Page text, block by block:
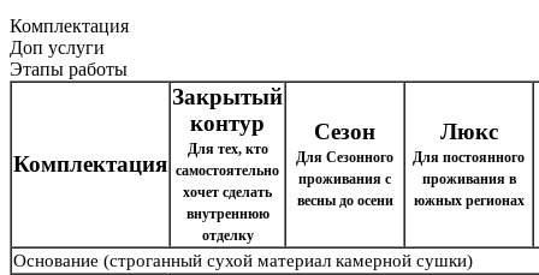
Комплектация
Доп услуги
Этапы работы
Комплектация
Закрытый
контур
Для тех, кто
самостоятельно
хочет сделать
внутреннюю
отделку
Сезон
Для Сезонного
проживания с
весны до осени
Люкс
Для постоянного
проживания в
южных регионах
Основание (строганный сухой материал камерной сушки)